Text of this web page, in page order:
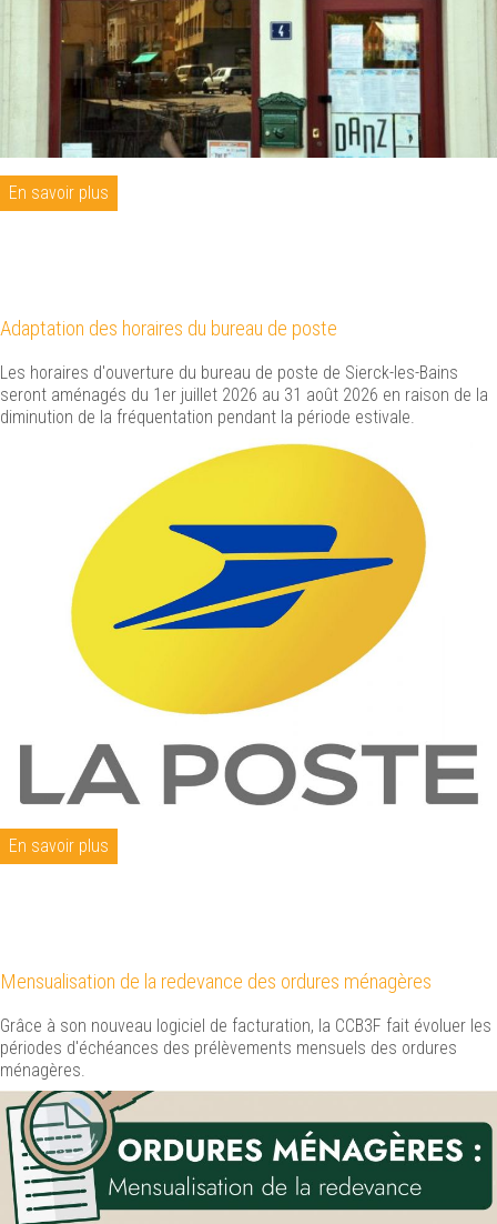
En savoir plus
Adaptation des horaires du bureau de poste
Les horaires d'ouverture du bureau de poste de Sierck-les-Bains
seront aménagés du 1er juillet 2026 au 31 août 2026 en raison de la
diminution de la fréquentation pendant la période estivale.
En savoir plus
Mensualisation de la redevance des ordures ménagères
Grâce à son nouveau logiciel de facturation, la CCB3F fait évoluer les
périodes d'échéances des prélèvements mensuels des ordures
ménagères.